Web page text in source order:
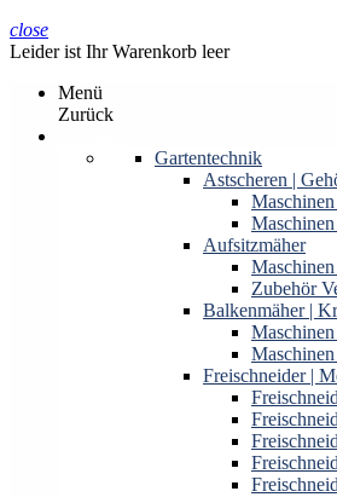
close
Leider ist Ihr Warenkorb leer
Menü
Zurück
Gartentechnik
Astscheren |
Aufsitzmäher
Zubehör
Balkenmäher |
Freischneider |